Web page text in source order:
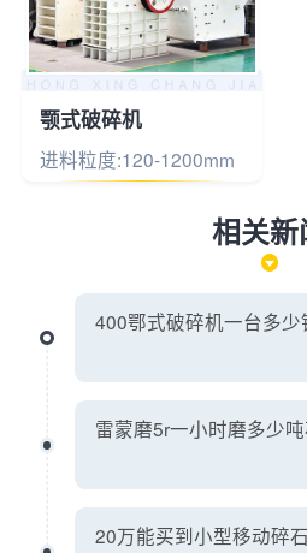
颚式破碎机
进料粒度:120-1200mm
相关新
400鄂式破碎机一台多
雷蒙磨5r一小时磨多少
20万能买到小型移动碎